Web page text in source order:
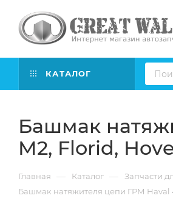
КАТАЛОГ
Башмак
M2, Florid,
Главная — Каталог — Запчасти
Башмак натяжителя цепи ГРМ Haval